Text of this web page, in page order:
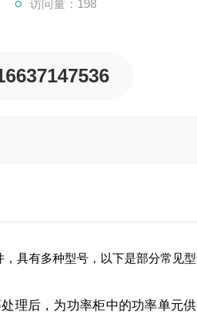
访问量：198
具有多种型号，以下是部分常见型
理后，为功率柜中的功率单元